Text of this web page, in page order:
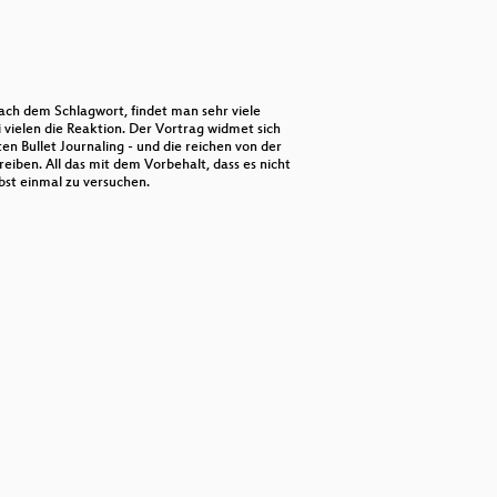
dem Schlagwort, findet man sehr viele
die Reaktion. Der Vortrag widmet sich
Bullet Journaling - und die reichen von der
All das mit dem Vorbehalt, dass es nicht
einmal zu versuchen.